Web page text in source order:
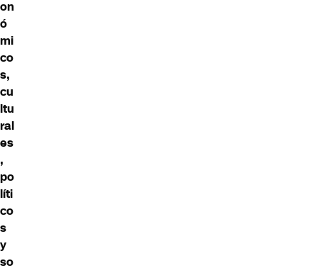
on
ó
mi
co
s,
cu
ltu
ral
es
,
po
líti
co
s
y
so